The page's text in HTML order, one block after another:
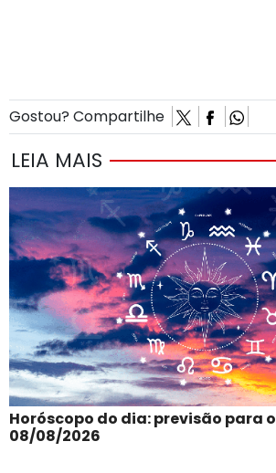
Gostou? Compartilhe
LEIA MAIS
Horóscopo do dia: previsão para
08/08/2026